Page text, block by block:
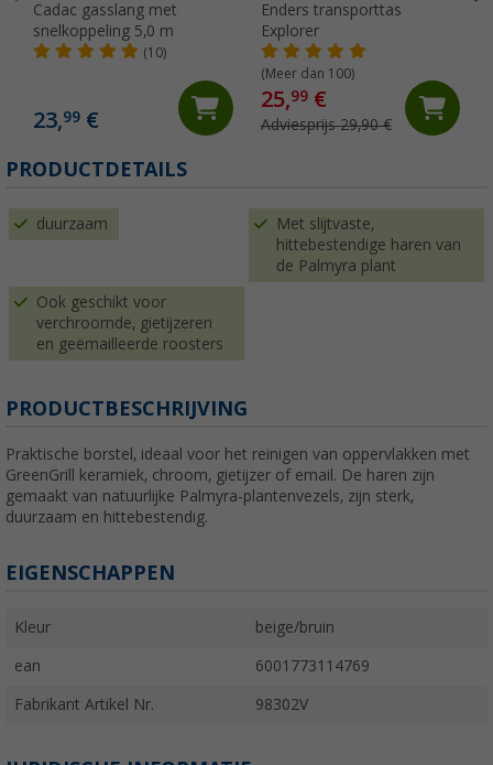
Cadac gasslang met
snelkoppeling 5,0 m
(10)
23,99 €
Enders transporttas
Explorer
(Meer dan 100)
25,99€
Adviesprijs 29,90 €
PRODUCTDETAILS
duurzaam
Met slijtvaste,
hittebestendige haren van
de Palmyra plant
Ook geschikt voor
verchroomde, gietijzeren
en geëmailleerde roosters
PRODUCTBESCHRIJVING
Praktische borstel, ideaal voor het reinigen van oppervlakken met
GreenGrill keramiek, chroom, gietijzer of email. De haren zijn
gemaakt van natuurlijke Palmyra-plantenvezels, zijn sterk,
duurzaam en hittebestendig.
EIGENSCHAPPEN
Kleur beige/bruin
ean 6001773114769
Fabrikant Artikel Nr. 98302V